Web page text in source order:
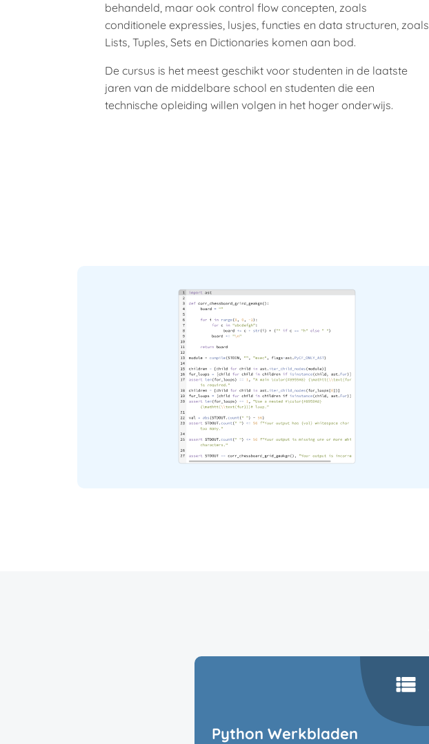
behandeld, maar ook control flow concepten, zoals
conditionele expressies, lusjes, functies en data structuren, zoals
Lists, Tuples, Sets en Dictionaries komen aan bod.
De cursus is het meest geschikt voor studenten in de laatste
jaren van de middelbare school en studenten die een
technische opleiding willen volgen in het hoger onderwijs.
Python Werkbladen